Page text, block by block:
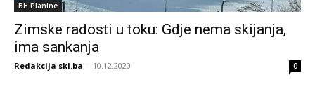
BH Planine
Zimske radosti u toku: Gdje nema skijanja,
ima sankanja
Redakcija ski.ba - 10.12.2020 0